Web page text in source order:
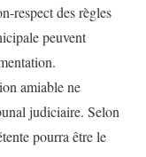
respect des règles
peuvent
amiable ne
judiciaire. Selon
pourra être le